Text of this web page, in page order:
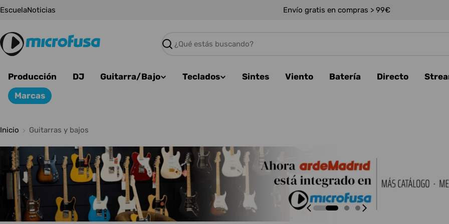
Saltar
EscuelaNoticias Envío gratis en compras > 99€
Buscar
Producción DJ Guitarra/Bajo Teclados Sintes Viento Batería Directo
Marcas
Inicio Guitarras y bajos